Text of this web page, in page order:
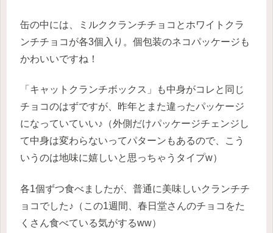
缶の中には、ミルククランチチョコとホワイトクラ
ンチチョコが各3個入り。個包装のネコパッケージも
かわいいですね！
「キャットクランチボックス」も中身がコレと同じ
チョコのはずですが、昨年とまた違ったパッケージ
になっていていい♪（外側だけパッケージチェンジし
て中身は変わらないってパターンもあるので、こう
いうのは地味に嬉しいと思っちゃうタイプw）
各1個ずつ食べましたが、普通に美味しいクランチチ
ョコでした♪（この1週間、春日堂さんのチョコをた
くさん食べている気がするww）